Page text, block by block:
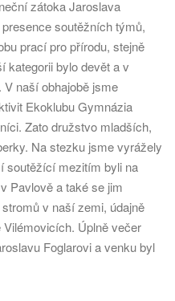
zátoka Jaroslava
soutěžních týmů,
prací pro přírodu, stejně
kategorii bylo devět a v
naší obhajobě jsme
Ekoklubu Gymnázia
Zato družstvo mladších,
Na stezku jsme vyrážely
soutěžící mezitím byli na
Pavlově a také se jim
v naší zemi, údajně
Úplně večer
Foglarovi a venku byl